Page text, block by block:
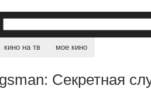
кино на тв мое кино
Секретная